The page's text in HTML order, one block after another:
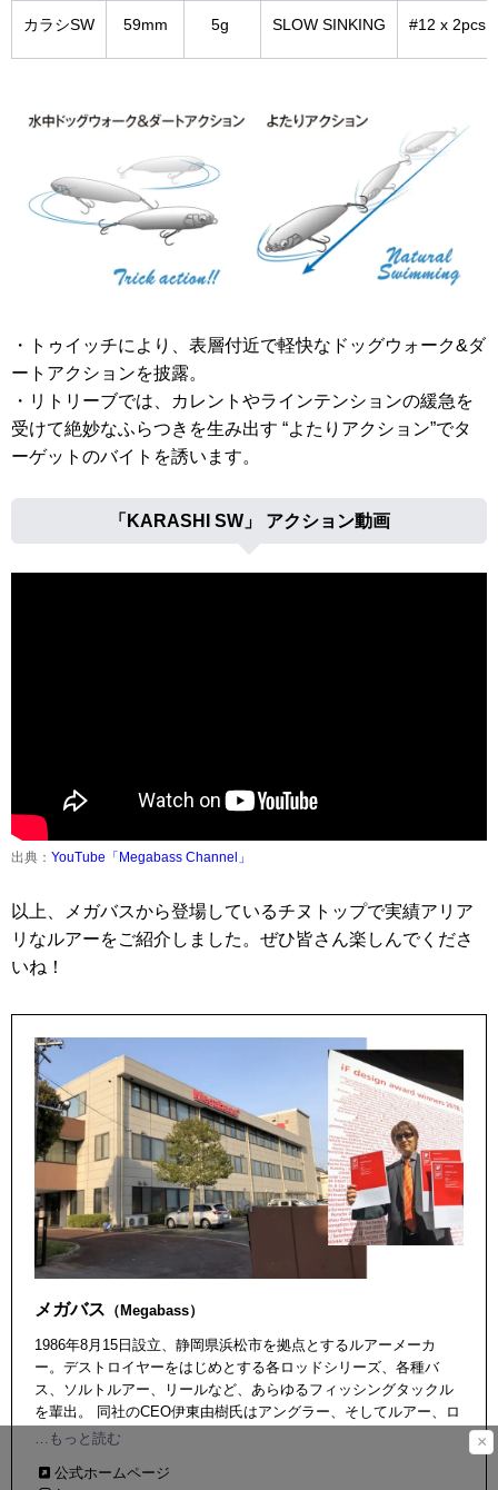
カラシSW 59mm 5g SLOW SINKING #12 x 2pcs
・トゥイッチにより、表層付近で軽快なドッグウォーク&ダ
ートアクションを披露。
・リトリーブでは、カレントやラインテンションの緩急を
受けて絶妙なふらつきを生み出す “よたりアクション”でタ
ーゲットのバイトを誘います。
「KARASHI SW」 アクション動画
出典： YouTube「Megabass Channel」
以上、メガバスから登場しているチヌトップで実績アリア
リなルアーをご紹介しました。ぜひ皆さん楽しんでくださ
いね！
メガバス （Megabass）
1986年8月15日設立、静岡県浜松市を拠点とするルアーメーカ
ー。デストロイヤーをはじめとする各ロッドシリーズ、各種バ
ス、ソルトルアー、リールなど、あらゆるフィッシングタックル
を輩出。 同社のCEO伊東由樹氏はアングラー、そしてルアー、ロ
ッドデザイナーとしても有名で、同氏の手掛けるタックル＆ルア
で高い評価を受けている。
…もっと読む
公式ホームページ
×